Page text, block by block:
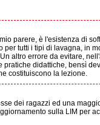
parere, è l'esistenza di
tutti i tipi di lavagna, in
altro errore da evitare,
didattiche, bensì
costituiscono la lezione.
dei ragazzi ed una
sulla LIM per